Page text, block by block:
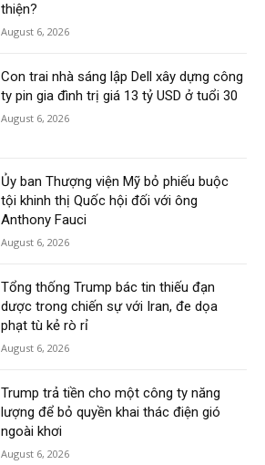
thiện?
August 6, 2026
Con trai nhà sáng lập Dell xây dựng công
ty pin gia đình trị giá 13 tỷ USD ở tuổi 30
August 6, 2026
Ủy ban Thượng viện Mỹ bỏ phiếu buộc
tội khinh thị Quốc hội đối với ông
Anthony Fauci
August 6, 2026
Tổng thống Trump bác tin thiếu đạn
dược trong chiến sự với Iran, đe dọa
phạt tù kẻ rò rỉ
August 6, 2026
Trump trả tiền cho một công ty năng
lượng để bỏ quyền khai thác điện gió
ngoài khơi
August 6, 2026